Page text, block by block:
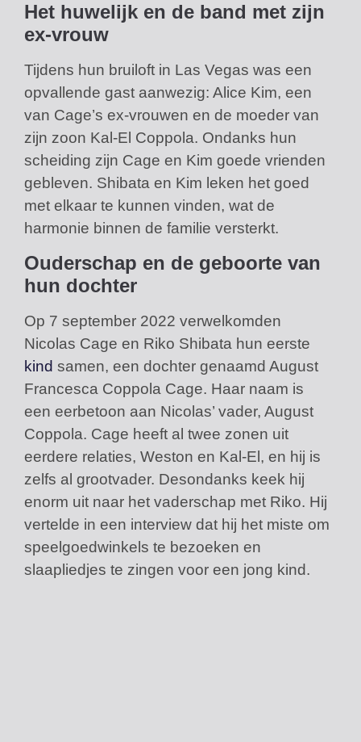
Het huwelijk en de band met zijn
ex-vrouw
Tijdens hun bruiloft in Las Vegas was een
opvallende gast aanwezig: Alice Kim, een
van Cage’s ex-vrouwen en de moeder van
zijn zoon Kal-El Coppola. Ondanks hun
scheiding zijn Cage en Kim goede vrienden
gebleven. Shibata en Kim leken het goed
met elkaar te kunnen vinden, wat de
harmonie binnen de familie versterkt.
Ouderschap en de geboorte van
hun dochter
Op 7 september 2022 verwelkomden
Nicolas Cage en Riko Shibata hun eerste
kind samen, een dochter genaamd August
Francesca Coppola Cage. Haar naam is
een eerbetoon aan Nicolas’ vader, August
Coppola. Cage heeft al twee zonen uit
eerdere relaties, Weston en Kal-El, en hij is
zelfs al grootvader. Desondanks keek hij
enorm uit naar het vaderschap met Riko. Hij
vertelde in een interview dat hij het miste om
speelgoedwinkels te bezoeken en
slaapliedjes te zingen voor een jong kind.